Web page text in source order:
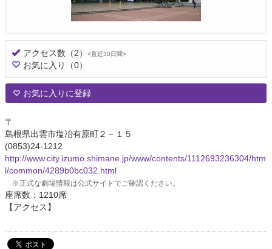
アクセス数 （2） <直近30日間>
お気に入り （0）
お気に入りに登録
〒
島根県出雲市塩冶有原町２－１５
(0853)24-1212
http://www.city.izumo.shimane.jp/www/contents/1112693236304/htm
l/common/4289b0bc032.html
※正式な劇場情報は公式サイトでご確認ください。
座席数：1210席
【アクセス】